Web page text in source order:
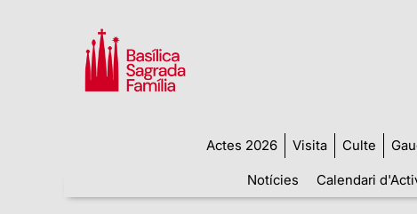
Actes 2026 Visita Culte
Notícies
Calendari